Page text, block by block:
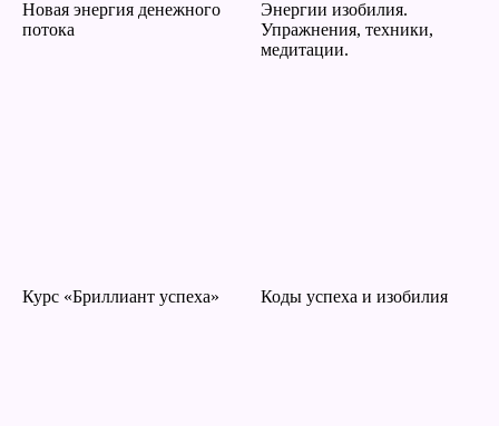
Новая энергия денежного
потока
Энергии изобилия.
Упражнения, техники,
медитации.
Курс «Бриллиант успеха» Коды успеха и изобилия